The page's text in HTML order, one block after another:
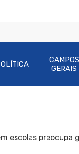
CAMPOS
GERAIS
escolas preocupa